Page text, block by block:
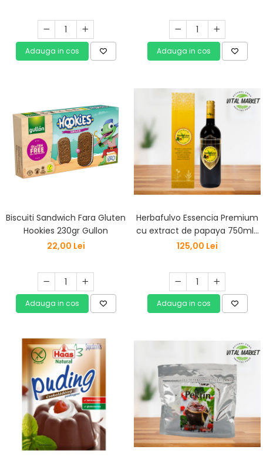
Adauga in cos Adauga in cos
Biscuiti Sandwich Fara Gluten
Hookies 230gr Gullon
22,00 Lei
Adauga in cos
Herbafulvo Essencia Premium
cu extract de papaya 750ml–
Supliment alimentar natural
125,00 Lei
Adauga in cos